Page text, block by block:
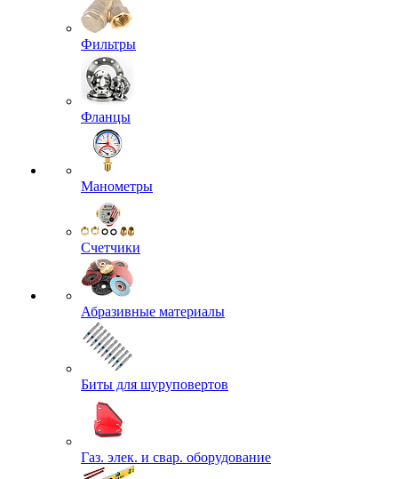
Фильтры
Фланцы
Манометры
Счетчики
Абразивные материалы
Биты для шуруповертов
Газ. элек. и свар. оборудование